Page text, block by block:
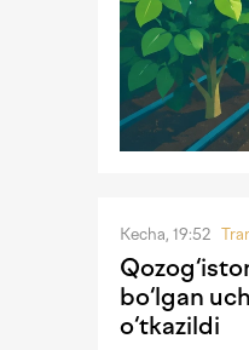
Kecha, 19:52
bo‘lgan
o‘tkazildi